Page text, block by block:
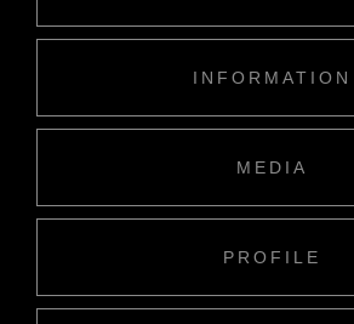
INFORMATION
MEDIA
PROFILE